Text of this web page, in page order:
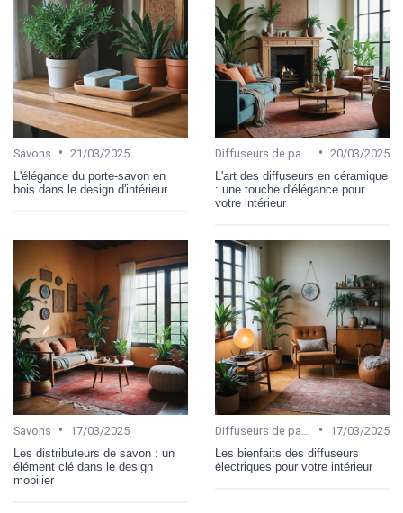
Savons • 21/03/2025
L'élégance du porte-savon en
bois dans le design d'intérieur
• 20/03/2025
L'art des diffuseurs en céramique
: une touche d'élégance pour
votre intérieur
Savons •
17/03/2025
Les distributeurs de savon : un
élément clé dans le design
mobilier
•
17/03/2025
Les bienfaits des diffuseurs
électriques pour votre intérieur